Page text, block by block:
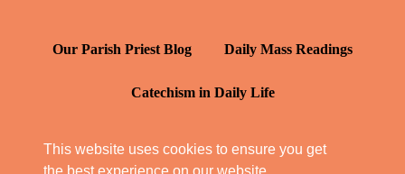
This website uses cookies to ensure you get
Our Parish Priest Blog Daily Mass Readings
Catechism in Daily Life